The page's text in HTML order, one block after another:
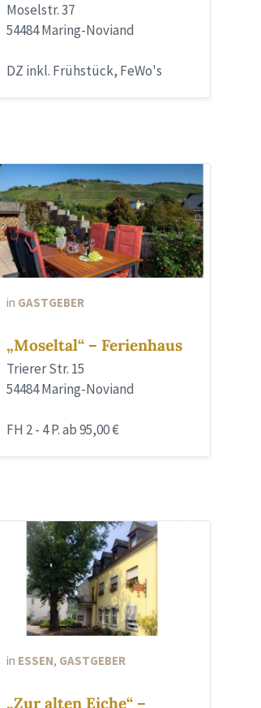
Moselstr. 37
54484 Maring-Noviand
DZ inkl. Frühstück, FeWo's
in GASTGEBER
„Moseltal“ – Ferienhaus
Trierer Str. 15
54484 Maring-Noviand
FH 2 - 4 P. ab 95,00 €
in ESSEN, GASTGEBER
„Zur alten Eiche“ –